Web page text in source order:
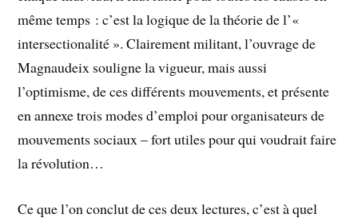
même temps : c’est la logique de la théorie de l’«
intersectionalité ». Clairement militant, l’ouvrage de
Magnaudeix souligne la vigueur, mais aussi
l’optimisme, de ces différents mouvements, et présente
en annexe trois modes d’emploi pour organisateurs de
mouvements sociaux – fort utiles pour qui voudrait faire
la révolution…
Ce que l’on conclut de ces deux lectures, c’est à quel